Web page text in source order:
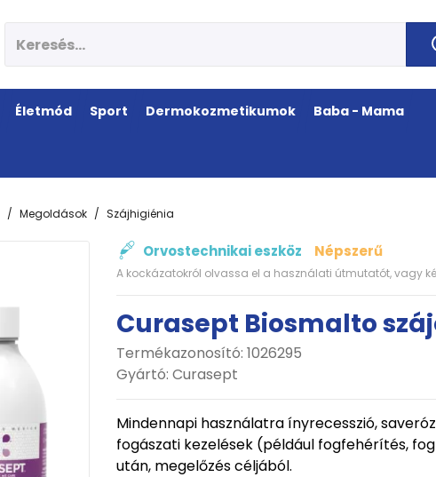
Életmód Sport Dermokozmetikumok Baba - Mama
Megoldások Szájhigiénia
Orvostechnikai eszköz Népszerű
A kockázatokról olvassa el a használati útmutatót, vagy
Curasept Biosmalto
Termékazonosító: 1026295
Gyártó:Curasept
Mindennapi használatra ínyrecesszió,
fogászati kezelések (például fogfehérítés,
után, megelőzés céljából.